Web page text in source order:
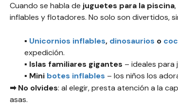
Cuando se habla de juguetes para la piscina
inflables y flotadores. No solo son divertidos,
▪️ Unicornios inflables, dinosaurios o
expedición.
▪️ Islas familiares gigantes – ideales para
▪️ Mini botes inflables – los niños los
➡ No olvides: al elegir, presta atención a la
asas.